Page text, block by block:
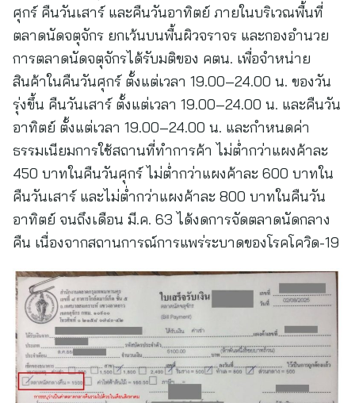
ศุกร์ คืนวันเสาร์ และคืนวันอาทิตย์ ภายในบริเวณพื้นที่
ตลาดนัดจตุจักร ยกเว้นบนพื้นผิวจราจร และกองอำนวย
การตลาดนัดจตุจักรได้รับมติของ คตน. เพื่อจำหน่าย
สินค้าในคืนวันศุกร์ ตั้งแต่เวลา 19.00–24.00 น. ของวัน
รุ่งขึ้น คืนวันเสาร์ ตั้งแต่เวลา 19.00–24.00 น. และคืนวัน
อาทิตย์ ตั้งแต่เวลา 19.00–24.00 น. และกำหนดค่า
ธรรมเนียมการใช้สถานที่ทำการค้า ไม่ต่ำกว่าแผงค้าละ
450 บาทในคืนวันศุกร์ ไม่ต่ำกว่าแผงค้าละ 600 บาทใน
คืนวันเสาร์ และไม่ต่ำกว่าแผงค้าละ 800 บาทในคืนวัน
อาทิตย์ จนถึงเดือน มี.ค. 63 ได้งดการจัดตลาดนัดกลาง
คืน เนื่องจากสถานการณ์การแพร่ระบาดของโรคโควิด-19